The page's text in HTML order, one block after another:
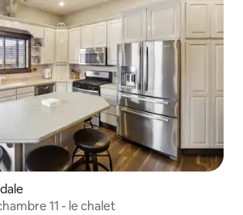
11 - le chalet